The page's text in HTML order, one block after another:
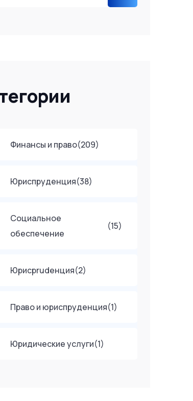
Финансы и право(209)
Юриспруденция(38)
Социальное
обеспечение
(15)
Юрисprudенция(2)
Право и юриспруденция(1)
Юридические услуги(1)